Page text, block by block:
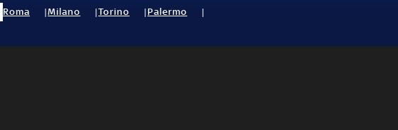
Roma Milano Torino Palermo